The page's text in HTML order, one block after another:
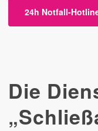
24h Notfall-
Die